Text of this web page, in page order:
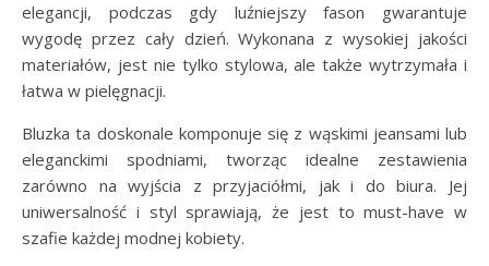
elegancji, podczas gdy luźniejszy fason gwarantuje
wygodę przez cały dzień. Wykonana z wysokiej jakości
materiałów, jest nie tylko stylowa, ale także wytrzymała i
łatwa w pielęgnacji.
Bluzka ta doskonale komponuje się z wąskimi jeansami lub
eleganckimi spodniami, tworząc idealne zestawienia
zarówno na wyjścia z przyjaciółmi, jak i do biura. Jej
uniwersalność i styl sprawiają, że jest to must-have w
szafie każdej modnej kobiety.